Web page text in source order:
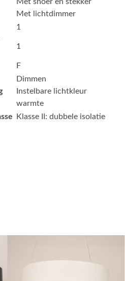
Met lichtdimmer
1
1
F
Dimmen
Instelbare lichtkleur
warmte
Klasse II: dubbele isolatie